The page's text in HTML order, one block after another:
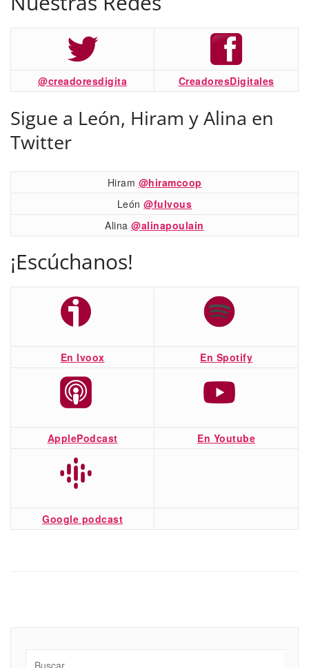
@creadoresdigita CreadoresDigitales
Sigue a León, Hiram y Alina en
Twitter
Hiram @hiramcoop
León@fulvous
Alina@alinapoulain
¡Escúchanos!
En Ivoox En Spotify
ApplePodcast En Youtube
Google podcast